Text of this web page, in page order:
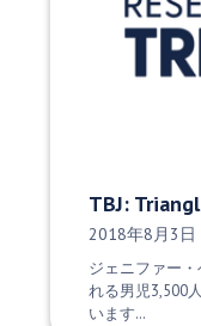
TBJ:
発行日:
2018年8月3日
ジェニファー
れる男児3,500
います…